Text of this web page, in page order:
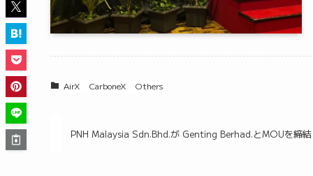
AirX CarboneX Others
PNH Malaysia Sdn.Bhd.が Genting Berhad.とMOUを締結